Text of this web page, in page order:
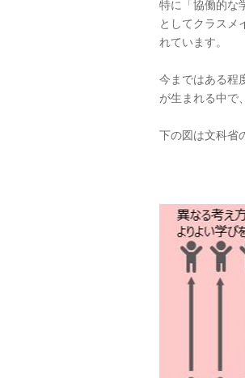
特に「協働的な
としてクラスメ
れています。
今まではある程
が生まれる中で、
下の図は文科省